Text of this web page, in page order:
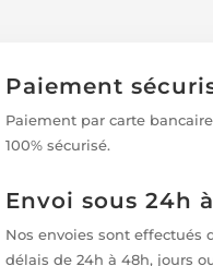
Paiement
Paiement par carte
100% sécurisé.
Envoi sous 24h
Nos envoies sont effectués
délais de 24h à 48h, jours